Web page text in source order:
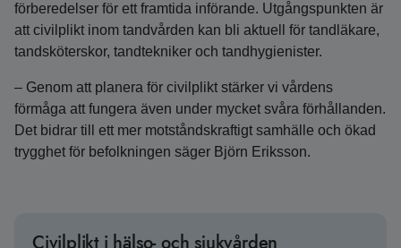
förberedelser för ett framtida införande. Utgångspunkten är
att civilplikt inom tandvården kan bli aktuell för tandläkare,
tandsköterskor, tandtekniker och tandhygienister.
– Genom att planera för civilplikt stärker vi vårdens
förmåga att fungera även under mycket svåra förhållanden.
Det bidrar till ett mer motståndskraftigt samhälle och ökad
trygghet för befolkningen säger Björn Eriksson.